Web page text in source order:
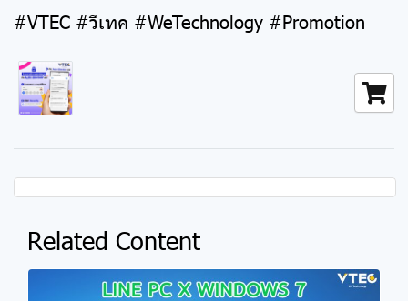
#VTEC #วีเทค #WeTechnology #Promotion
Related Content